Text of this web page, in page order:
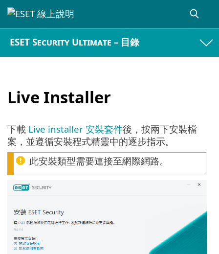
ESET Security Ultimate – 目錄
Live Installer
下載 Live installer 安裝套件後，按兩下安裝檔
案，並遵循安裝程式精靈中的逐步指示。
此安裝類型需要連接至網際網路。